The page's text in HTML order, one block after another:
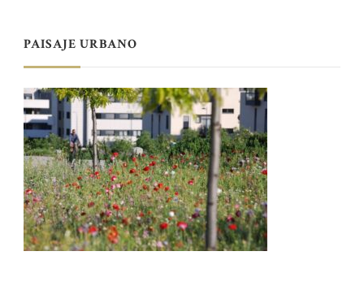
PAISAJE URBANO